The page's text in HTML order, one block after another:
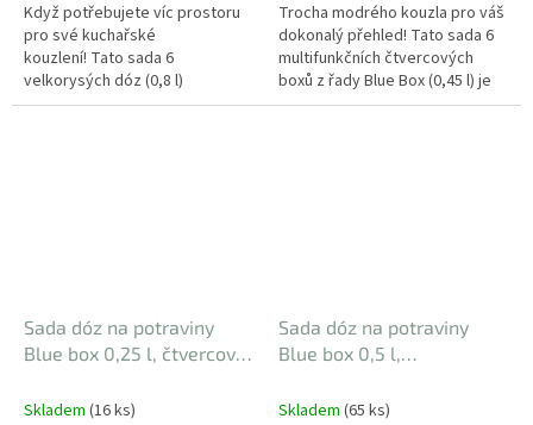
Když potřebujete víc prostoru
pro své kuchařské
kouzlení! Tato sada 6
velkorysých dóz (0,8 l)
od BRANQ je stvořena pro ty,
Trocha modrého kouzla pro váš
dokonalý přehled! Tato sada 6
multifunkčních čtvercových
boxů z řady Blue Box (0,45 l) je
přesně tím, co vaše kuchyně
Sada dóz na potraviny
Blue box 0,25 l, čtvercová,
Skladem (16 ks)
Sada dóz na potraviny
Blue box 0,5 l,
105 x 45 mm
Skladem (65 ks)